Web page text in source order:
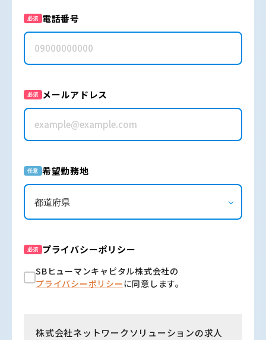
必須 電話番号
必須 メールアドレス
任意 希望勤務地
必須 プライバシーポリシー
SBヒューマンキャピタル株式会社の
プライバシーポリシーに同意します。
株式会社ネットワークソリューションの求人